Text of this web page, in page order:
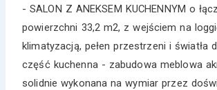
- SALON Z ANEKSEM KUCHENNYM o
powierzchni 33,2 m2, z wejściem na
klimatyzacją, pełen przestrzeni i światła
część kuchenna - zabudowa meblowa
solidnie wykonana na wymiar przez